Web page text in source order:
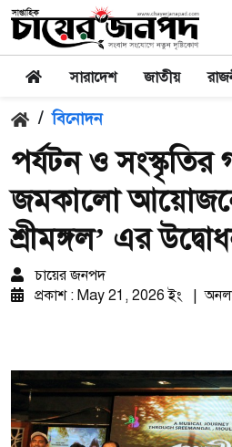
সারাদেশ জাতীয়
/ বিনোদন
পর্যটন ও সংস্কৃতির
জমকালো
শ্রীমঙ্গল’ এর
চায়ের জনপদ
প্রকাশ : May 21, 2026 ইং